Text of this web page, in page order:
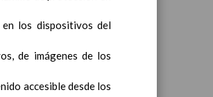
2019
2019
en los dispositivos del
de imágenes de los
accesible desde los